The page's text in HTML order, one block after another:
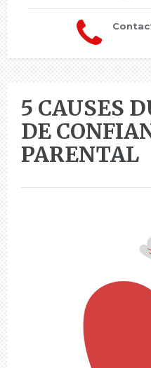
5 CAUSES
DE
PARENTAL